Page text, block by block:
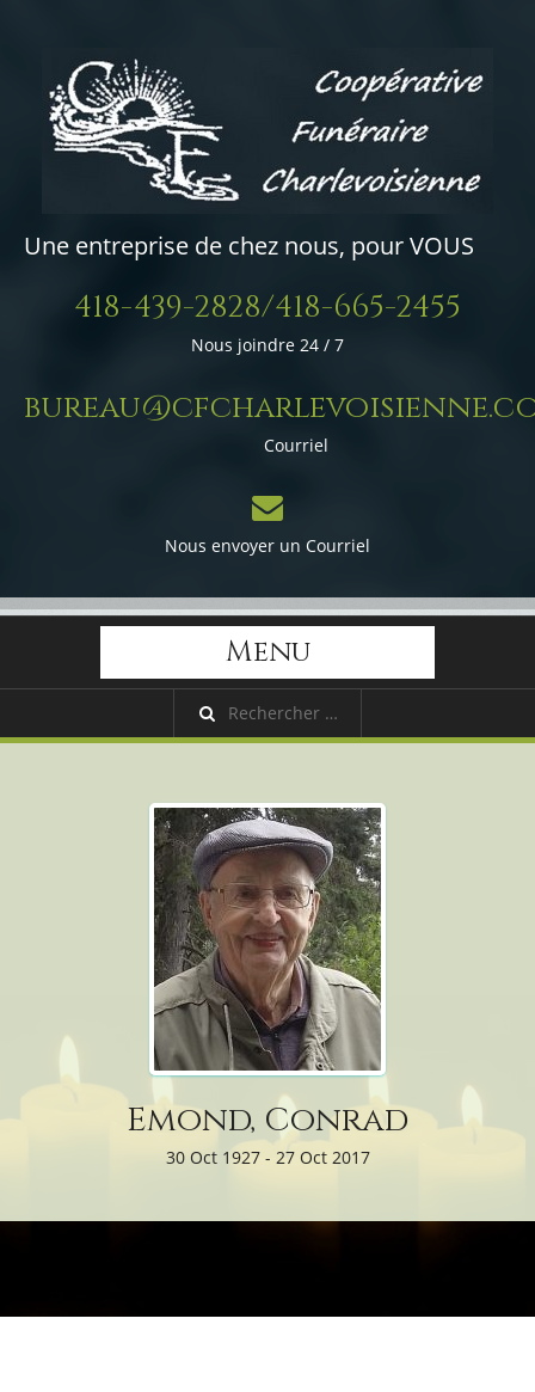
Une entreprise de chez nous, pour VOUS
418-439-2828/418-665-2455
Nous joindre 24 / 7
Courriel
Nous envoyer un Courriel
Menu
Emond, Conrad
30 Oct 1927 - 27 Oct 2017